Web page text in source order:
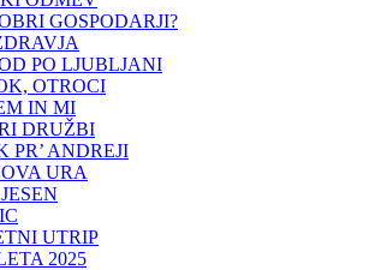
GOSPODARJI?
PO LJUBLJANI
OTROCI
IN MI
DRUŽBI
PR’ ANDREJI
URA
UTRIP
2025